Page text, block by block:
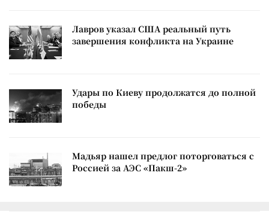
Лавров указал США реальный путь
завершения конфликта на Украине
Удары по Киеву продолжатся до полной
победы
Мадьяр нашел предлог поторговаться с
Россией за АЭС «Пакш-2»